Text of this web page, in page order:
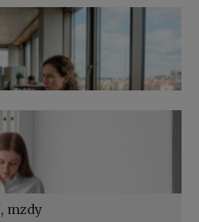
mzdy
straně zaměstnavatele
dovolené
pojišťovny – jak na ně